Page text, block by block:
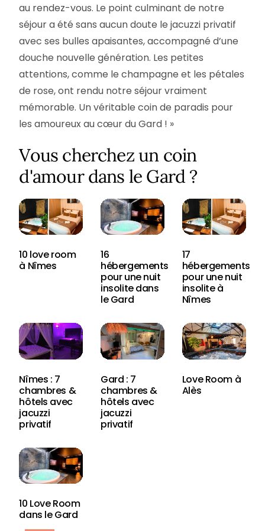
au rendez-vous. Le point culminant de notre
séjour a été sans aucun doute le jacuzzi privatif
avec ses bulles apaisantes, accompagné d’une
douche nouvelle génération. Les petites
attentions, comme le champagne et les pétales
de rose, ont rendu notre séjour vraiment
mémorable. Un véritable coin de paradis pour
les amoureux au cœur du Gard ! »
Vous cherchez un coin
d'amour dans le Gard ?
10 love room
à Nîmes
16
hébergements
pour une nuit
insolite dans
le Gard
17
hébergements
pour une nuit
insolite à
Nîmes
Nîmes : 7
chambres &
hôtels avec
jacuzzi
privatif
Gard : 7
chambres &
hôtels avec
jacuzzi
privatif
Love Room à
Alès
10 Love Room
dans le Gard